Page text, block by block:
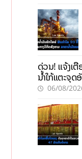
ດ່ວນ! ແຈ້ງເ
ນໍ້າໃກ້ແຕະຈຸດ
06/08/